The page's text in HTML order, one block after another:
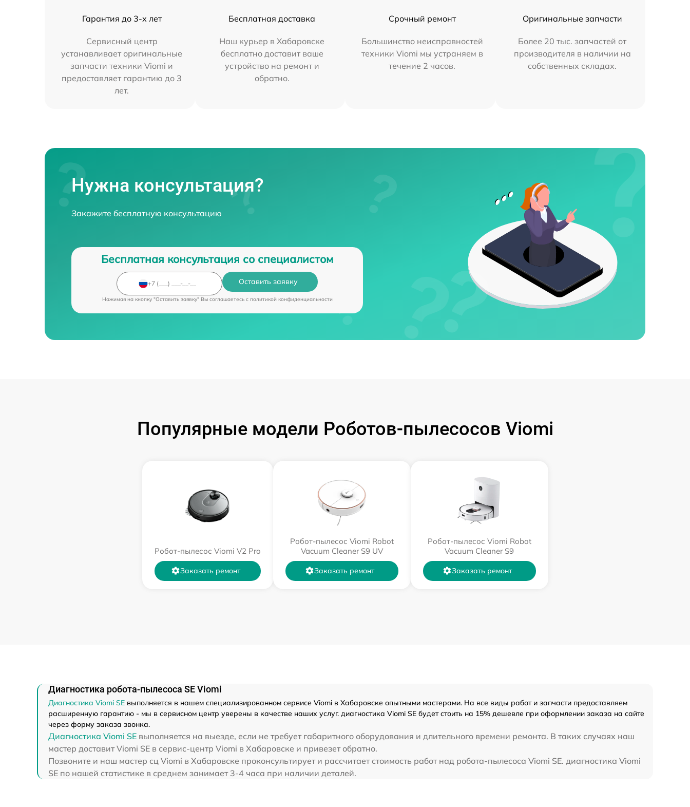
Гарантия до 3-х лет
Сервисный центр
устанавливает оригинальные
запчасти техники Viomi и
предоставляет гарантию до 3
лет.
Бесплатная доставка
Наш курьер в Хабаровске
бесплатно доставит ваше
устройство на ремонт и
обратно.
Срочный ремонт
Большинство неисправностей
техники Viomi мы устраняем в
течение 2 часов.
Оригинальные запчасти
Более 20 тыс. запчастей от
производителя в наличии на
собственных складах.
Нужна консультация?
Закажите бесплатную консультацию
Бесплатная консультация со специалистом
Оставить заявку
Нажимая на кнопку "Оставить заявку" Вы соглашаетесь c политикой конфиденциальности
Популярные модели Роботов-пылесосов Viomi
Робот-пылесос Viomi V2 Pro
Заказать ремонт
Робот-пылесос Viomi Robot
Vacuum Cleaner S9 UV
Заказать ремонт
Робот-пылесос Viomi Robot
Vacuum Cleaner S9
Заказать ремонт
Диагностика робота-пылесоса SE Viomi
Диагностика Viomi SE выполняется в нашем специализированном сервисе Viomi в Хабаровске опытными мастерами. На все виды работ и запчасти предоставляем
расширенную гарантию - мы в сервисном центр уверены в качестве наших услуг. диагностика Viomi SE будет стоить на 15% дешевле при оформлении заказа на сайте
через форму заказа звонка.
Диагностика Viomi SE выполняется на выезде, если не требует габаритного оборудования и длительного времени ремонта. В таких случаях наш
мастер доставит Viomi SE в сервис-центр Viomi в Хабаровске и привезет обратно.
Позвоните и наш мастер сц Viomi в Хабаровске проконсультирует и рассчитает стоимость работ над робота-пылесоса Viomi SE. диагностика Viomi
SE по нашей статистике в среднем занимает 3-4 часа при наличии деталей.